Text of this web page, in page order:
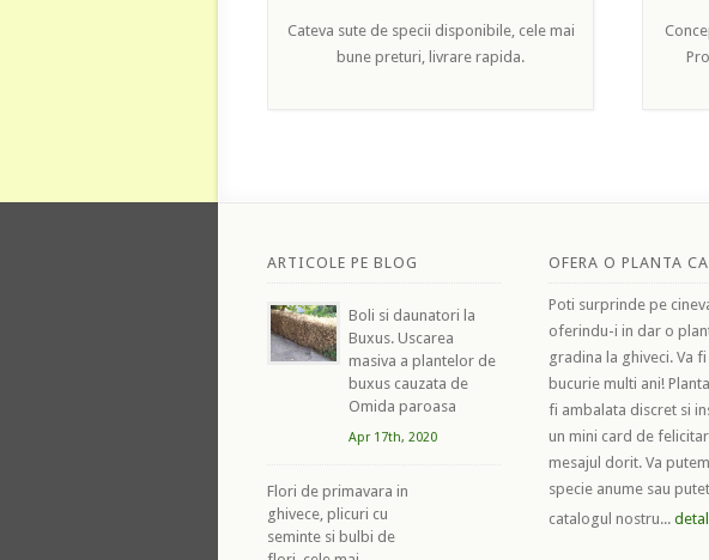
Cateva sute de specii disponibile, cele mai
bune preturi, livrare rapida.
ARTICOLE PE BLOG
Boli si daunatori la
Buxus. Uscarea
masiva a plantelor de
buxus cauzata de
Omida paroasa
Apr 17th, 2020
Flori de primavara in
ghivece, plicuri cu
seminte si bulbi de
OFERA O PLANTA
Poti surprinde pe
oferindu-i in dar o
gradina la ghiveci. Va
bucurie multi ani!
fi ambalata discret si
un mini card de
mesajul dorit. Va
specie anume sau
catalogul nostru...